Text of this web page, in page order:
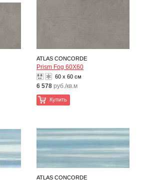
ATLAS CONCORDE
Prism Fog 60X60
60 x 60 см
6 578 руб./кв.м
Купить
ATLAS CONCORDE